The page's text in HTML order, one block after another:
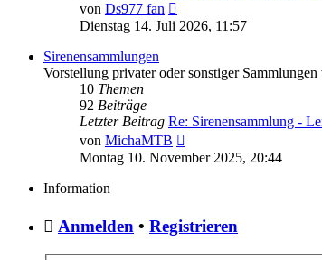
von Ds977 fan
Beitrag
Dienstag 14. Juli 2026, 11:57
Sirenensammlungen
Vorstellung privater oder sonstiger Sammlungen
10 Themen
92 Beiträge
Letzter Beitrag Re: Sirenensammlung -
von MichaMTB
Beitrag
Montag 10. November 2025, 20:44
Information
Anmelden • Registrieren